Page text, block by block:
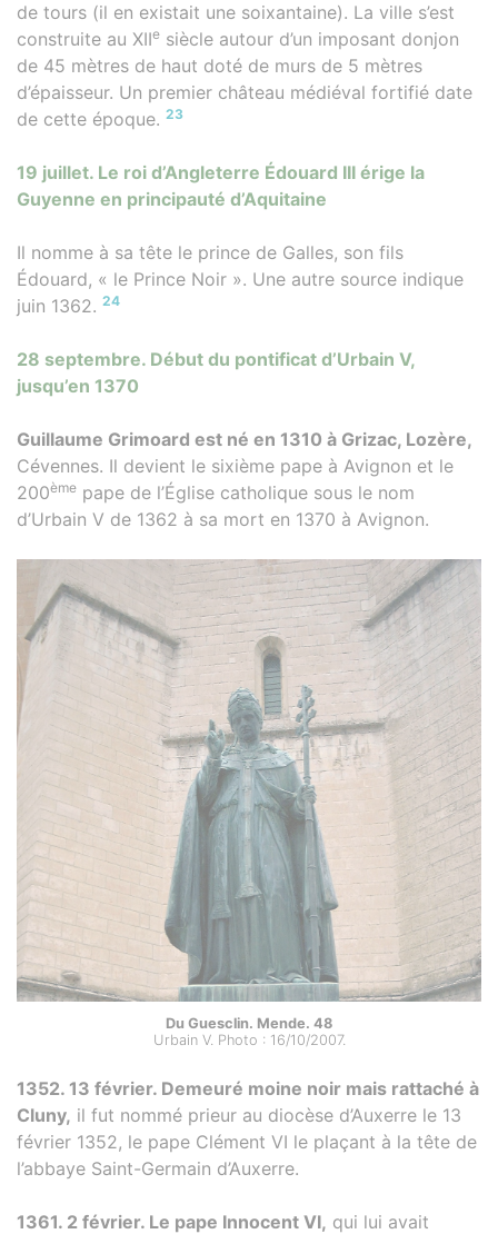
de tours (il en existait une soixantaine). La ville s’est
construite au XIIe siècle autour d’un imposant donjon
de 45 mètres de haut doté de murs de 5 mètres
d’épaisseur. Un premier château médiéval fortifié date
de cette époque. 23
19 juillet. Le roi d’Angleterre Édouard III érige la
Guyenne en principauté d’Aquitaine
Il nomme à sa tête le prince de Galles, son fils
Édouard, « le Prince Noir ». Une autre source indique
juin 1362. 24
28 septembre. Début du pontificat d’Urbain V,
jusqu’en 1370
Guillaume Grimoard est né en 1310 à Grizac, Lozère,
Cévennes. Il devient le sixième pape à Avignon et le
200ème pape de l’Église catholique sous le nom
d’Urbain V de 1362 à sa mort en 1370 à Avignon.
Du Guesclin. Mende. 48
Urbain V. Photo : 16/10/2007.
1352. 13 février. Demeuré moine noir mais rattaché à
Cluny, il fut nommé prieur au diocèse d’Auxerre le 13
février 1352, le pape Clément VI le plaçant à la tête de
l’abbaye Saint-Germain d’Auxerre.
1361. 2 février. Le pape Innocent VI, qui lui avait